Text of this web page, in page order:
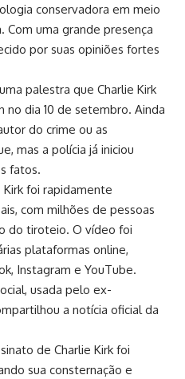
conservadora em meio
Com uma grande presença
por suas opiniões fortes
palestra que Charlie Kirk
dia 10 de setembro. Ainda
do crime ou as
mas a polícia já iniciou
fatos.
foi rapidamente
com milhões de pessoas
do tiroteio. O vídeo foi
plataformas online,
Instagram e YouTube.
usada pelo ex-
a notícia oficial da
de Charlie Kirk foi
sua consternação e